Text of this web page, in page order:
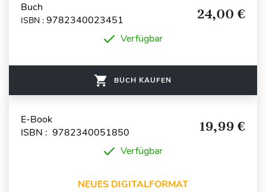
Buch
ISBN : 9782340023451 24,00 €
Verfügbar
BUCH KAUFEN
E-Book
ISBN : 9782340051850
19,99 €
Verfügbar
NEUES DIGITALFORMAT